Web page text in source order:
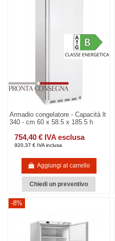
Armadio congelatore - Capacità lt
340 - cm 60 x 58.5 x 185.5 h
754,40 € IVA esclusa
920,37 € IVA inclusa
Aggiungi al carrello
Chiedi un preventivo
-8%